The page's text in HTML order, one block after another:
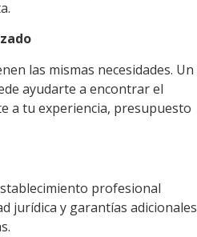
las mismas necesidades. Un
ayudarte a encontrar el
a tu experiencia, presupuesto
profesional
jurídica y garantías adicionales